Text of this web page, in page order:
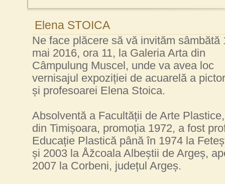
Elena STOICA
Ne face plăcere să vă invităm sâmbătă
mai 2016, ora 11, la Galeria Arta din
Câmpulung Muscel, unde va avea loc
vernisajul expoziției de acuarelă a
și profesoarei Elena Stoica.
Absolventă a Facultății de Arte
din Timișoara, promoția 1972, a fost
Educație Plastică până în 1974 la
și 2003 la Åžcoala Albeștii de Argeș,
2007 la Corbeni, județul Argeș.